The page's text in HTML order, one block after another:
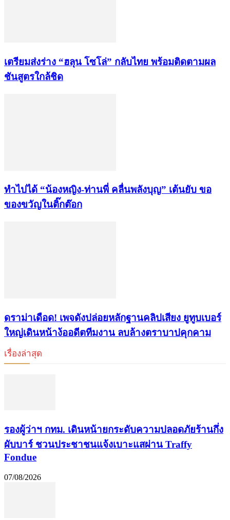
เตรียมส่งร่าง “ฮลุน โซโล่” กลับไทย พร้อมติดตามผล
ชันสูตรใกล้ชิด
ทำไปได้ “น้องหญิง-ท่านพี่ คลื่นพลังบุญ” เต้นยับ ขอ
ของขวัญในติ๊กต๊อก
ดราม่าเดือด! เพจดังปล่อยหลักฐานคลิปเสียง ยูทูบเบอร์
ใหญ่เดินหน้าง้ออดีตทีมงาน ลบล้างตราบาปคุกคาม
เรื่องล่าสุด
รองผู้ว่าฯ กทม. เดินหน้ายกระดับความปลอดภัยร้านกึ่ง
ผับบาร์ ชวนประชาชนแจ้งเบาะแสผ่าน Traffy
Fondue
07/08/2026